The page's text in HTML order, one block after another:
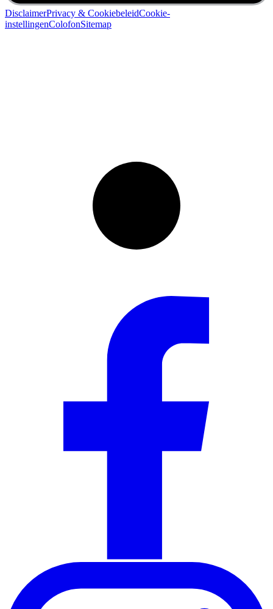
DisclaimerPrivacy & CookiebeleidCookie-
instellingenColofonSitemap